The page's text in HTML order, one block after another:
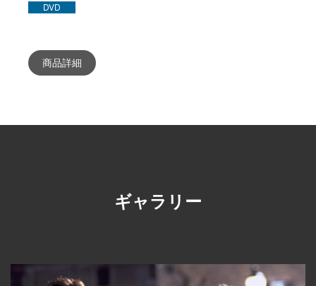
DVD
商品詳細
ギャラリー